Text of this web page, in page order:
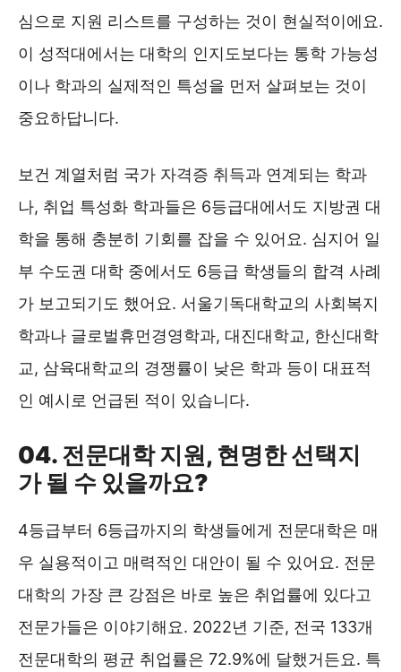
심으로 지원 리스트를 구성하는 것이 현실적이에요.
이 성적대에서는 대학의 인지도보다는 통학 가능성
이나 학과의 실제적인 특성을 먼저 살펴보는 것이
중요하답니다.
보건 계열처럼 국가 자격증 취득과 연계되는 학과
나, 취업 특성화 학과들은 6등급대에서도 지방권 대
학을 통해 충분히 기회를 잡을 수 있어요. 심지어 일
부 수도권 대학 중에서도 6등급 학생들의 합격 사례
가 보고되기도 했어요. 서울기독대학교의 사회복지
학과나 글로벌휴먼경영학과, 대진대학교, 한신대학
교, 삼육대학교의 경쟁률이 낮은 학과 등이 대표적
인 예시로 언급된 적이 있습니다.
04. 전문대학 지원, 현명한 선택지
가 될 수 있을까요?
4등급부터 6등급까지의 학생들에게 전문대학은 매
우 실용적이고 매력적인 대안이 될 수 있어요. 전문
대학의 가장 큰 강점은 바로 높은 취업률에 있다고
전문가들은 이야기해요. 2022년 기준, 전국 133개
전문대학의 평균 취업률은 72.9%에 달했거든요. 특